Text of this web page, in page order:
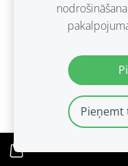
Sieviešu kleita ar
E. 3D 38/40
Izpārdots
Pieņemt